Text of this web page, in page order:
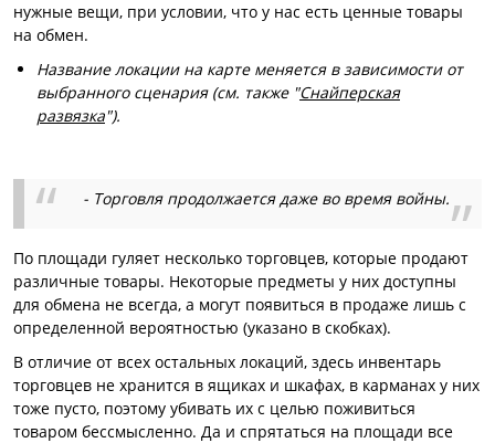
нужные вещи, при условии, что у нас есть ценные товары
на обмен.
Название локации на карте меняется в зависимости от
выбранного сценария (см. также "Снайперская
развязка").
- Торговля продолжается даже во время войны.
По площади гуляет несколько торговцев, которые продают
различные товары. Некоторые предметы у них доступны
для обмена не всегда, а могут появиться в продаже лишь с
определенной вероятностью (указано в скобках).
В отличие от всех остальных локаций, здесь инвентарь
торговцев не хранится в ящиках и шкафах, в карманах у них
тоже пусто, поэтому убивать их с целью поживиться
товаром бессмысленно. Да и спрятаться на площади все